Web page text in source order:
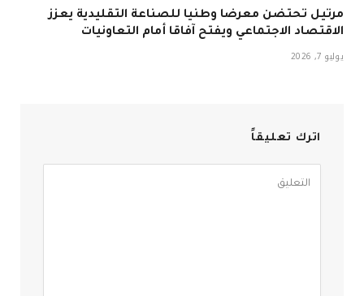
مرتيل تحتضن معرضا وطنيا للصناعة التقليدية يعزز
الاقتصاد الاجتماعي ويفتح آفاقا أمام التعاونيات
يوليو 7, 2026
اترك تعليقاً